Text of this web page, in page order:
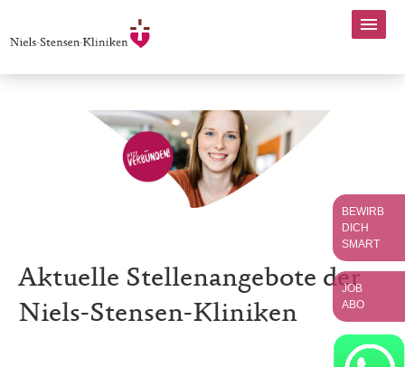
Aktuelle Stellenangebote der
Niels-Stensen-Kliniken
BEWIRB
DICH
SMART
JOB
ABO